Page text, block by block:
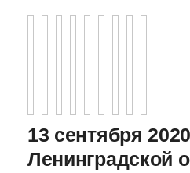
13 сентября
Ленинградской